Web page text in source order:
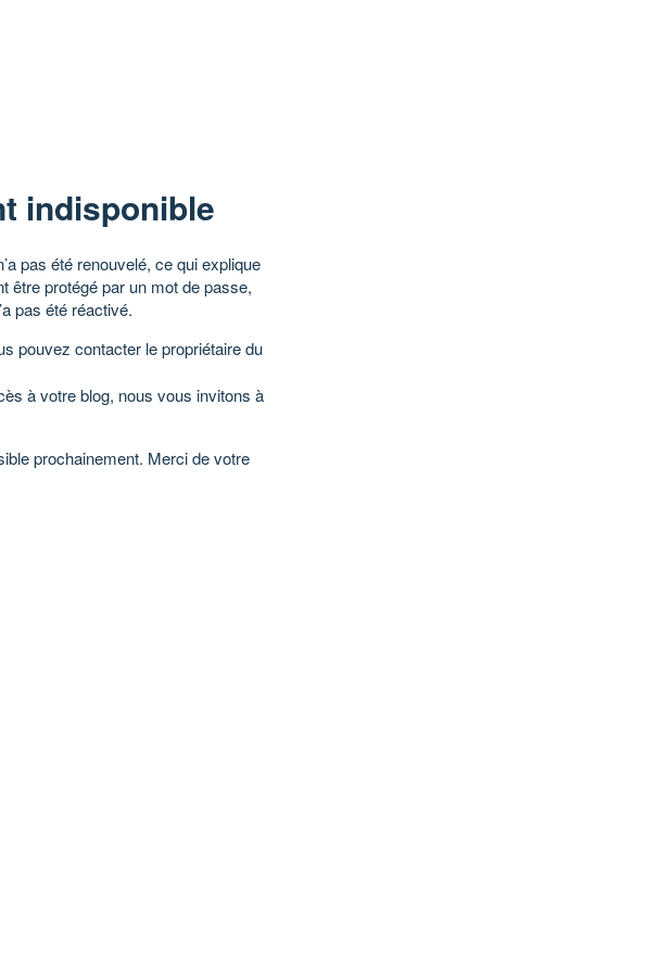
indisponible
pas été renouvelé, ce qui explique
être protégé par un mot de passe,
pas été réactivé.
pouvez contacter le propriétaire du
à votre blog, nous vous invitons à
prochainement. Merci de votre